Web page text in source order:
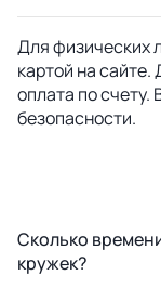
Для физических
картой на
оплата по
безопасности.
Сколько
кружек?